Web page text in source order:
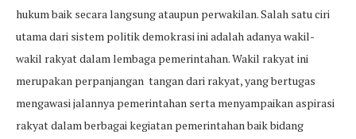
hukum baik secara langsung ataupun perwakilan. Salah satu ciri
utama dari sistem politik demokrasi ini adalah adanya wakil-
wakil rakyat dalam lembaga pemerintahan. Wakil rakyat ini
merupakan perpanjangan tangan dari rakyat, yang bertugas
mengawasi jalannya pemerintahan serta menyampaikan aspirasi
rakyat dalam berbagai kegiatan pemerintahan baik bidang